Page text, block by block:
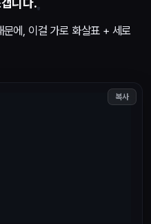
니다.
에, 이걸 가로 화살표 + 세로
복사